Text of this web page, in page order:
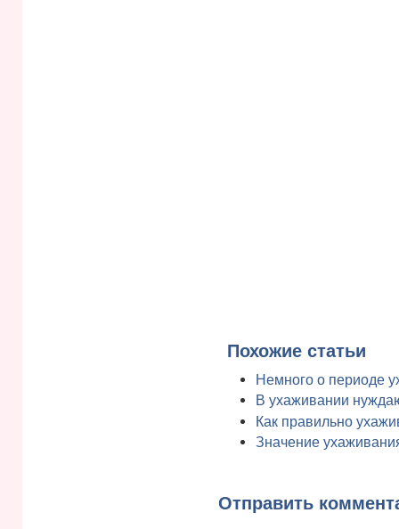
Похожие статьи
Немного о периоде
В ухаживании
Как правильно
Значение
Отправить